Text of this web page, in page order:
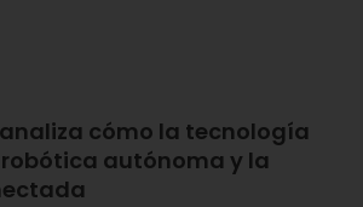
cómo la tecnología
autónoma y la